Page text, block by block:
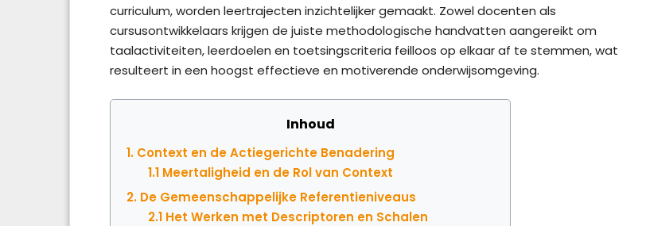
curriculum, worden leertrajecten inzichtelijker gemaakt. Zowel docenten als
cursusontwikkelaars krijgen de juiste methodologische handvatten aangereikt om
taalactiviteiten, leerdoelen en toetsingscriteria feilloos op elkaar af te stemmen, wat
resulteert in een hoogst effectieve en motiverende onderwijsomgeving.
Inhoud
1. Context en de Actiegerichte Benadering
1.1 Meertaligheid en de Rol van Context
2. De Gemeenschappelijke Referentieniveaus
2.1 Het Werken met Descriptoren en Schalen